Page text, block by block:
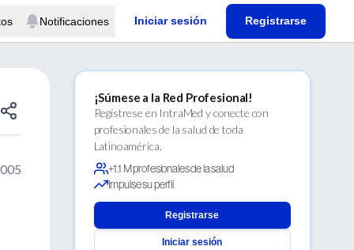
Notificaciones Iniciar sesión Registrarse
¡Súmese a la Red Profesional!
Regístrese en IntraMed y conecte con
profesionales de la salud de toda
Latinoamérica.
+1.1 M profesionales de la salud
Impulse su perfil
Registrarse
Iniciar sesión